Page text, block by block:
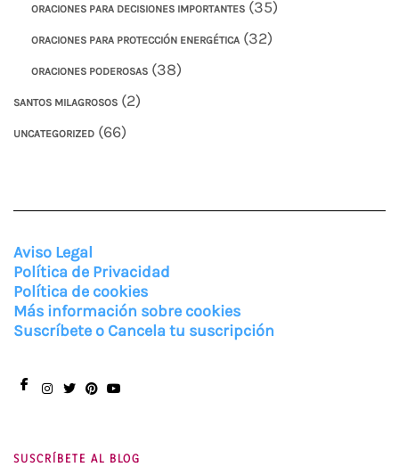
ORACIONES PARA DECISIONES IMPORTANTES (35)
ORACIONES PARA PROTECCIÓN ENERGÉTICA (32)
ORACIONES PODEROSAS (38)
SANTOS MILAGROSOS (2)
UNCATEGORIZED (66)
Aviso Legal
Política de Privacidad
Política de cookies
Más información sobre cookies
Suscríbete o Cancela tu suscripción
SUSCRÍBETE AL BLOG